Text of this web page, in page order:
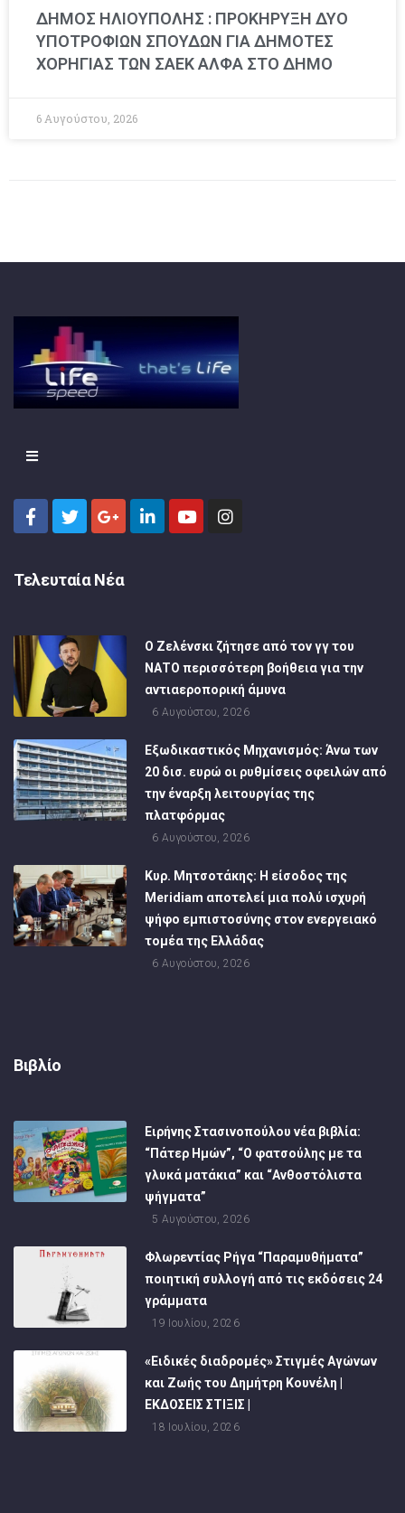
ΔΗΜΟΣ ΗΛΙΟΥΠΟΛΗΣ : ΠΡΟΚΗΡΥΞΗ ΔΥΟ
ΥΠΟΤΡΟΦΙΩΝ ΣΠΟΥΔΩΝ ΓΙΑ ΔΗΜΟΤΕΣ
ΧΟΡΗΓΙΑΣ ΤΩΝ ΣΑΕΚ ΑΛΦΑ ΣΤΟ ΔΗΜΟ
6 Αυγούστου, 2026
Τελευταία Νέα
Ο Ζελένσκι ζήτησε από τον γγ του
ΝΑΤΟ περισσότερη βοήθεια για την
αντιαεροπορική άμυνα
6 Αυγούστου, 2026
Εξωδικαστικός Μηχανισμός: Άνω των
20 δισ. ευρώ οι ρυθμίσεις οφειλών από
την έναρξη λειτουργίας της
πλατφόρμας
6 Αυγούστου, 2026
Κυρ. Μητσοτάκης: Η είσοδος της
Meridiam αποτελεί μια πολύ ισχυρή
ψήφο εμπιστοσύνης στον ενεργειακό
τομέα της Ελλάδας
6 Αυγούστου, 2026
Βιβλίο
Ειρήνης Στασινοπούλου νέα βιβλία:
“Πάτερ Ημών”, “Ο φατσούλης με τα
γλυκά ματάκια” και “Ανθοστόλιστα
ψήγματα”
5 Αυγούστου, 2026
Φλωρεντίας Ρήγα “Παραμυθήματα”
ποιητική συλλογή από τις εκδόσεις 24
γράμματα
19 Ιουλίου, 2026
«Ειδικές διαδρομές» Στιγμές Αγώνων
και Ζωής του Δημήτρη Κουνέλη |
ΕΚΔΟΣΕΙΣ ΣΤΙΞΙΣ |
18 Ιουλίου, 2026